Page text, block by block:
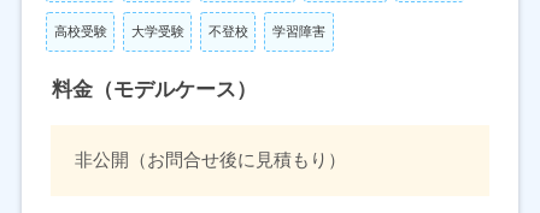
高校受験 大学受験 不登校 学習障害
料金（モデルケース）
非公開（お問合せ後に見積もり）